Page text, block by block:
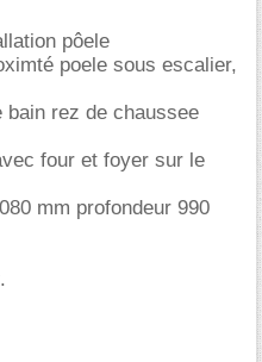
pôele
poele sous escalier,
bain rez de chaussee
four et foyer sur le
mm profondeur 990